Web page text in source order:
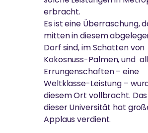
erbracht.
Es ist eine Überraschung,
mitten in diesem
Dorf sind, im Schatten von
Kokosnuss-Palmen, und
Errungenschaften – eine
Weltklasse-Leistung –
diesem Ort vollbracht.
dieser Universität hat
Applaus verdient.